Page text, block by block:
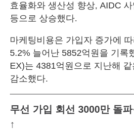
효율화와 생산성 향상, AIDC
등으로 상승했다.
마케팅비용은 가입자 증가에 따
5.2% 늘어난 5852억원을 기록
EX)는 4381억원으로 지난해
감소했다.
무선 가입 회선 3000만 돌
↑